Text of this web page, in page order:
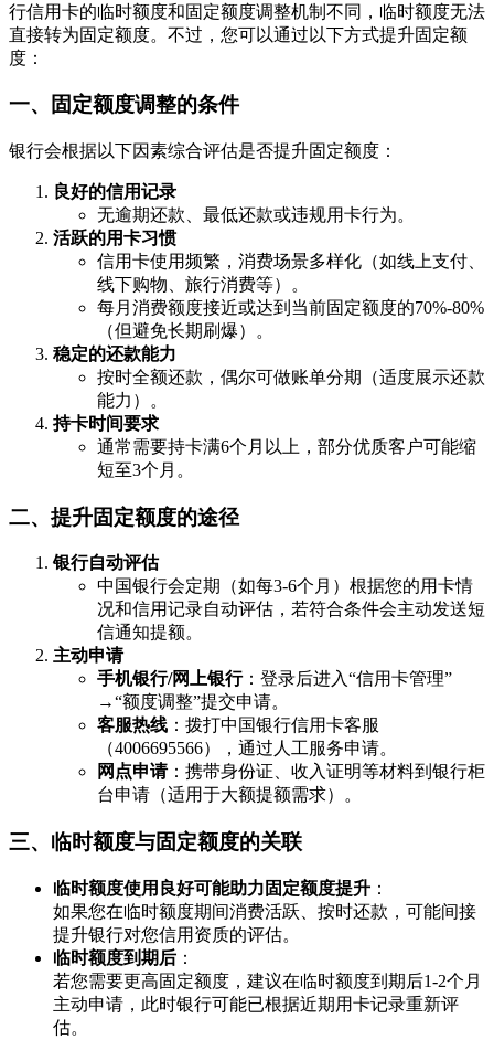
行信用卡的临时额度和固定额度调整机制不同，临时额度无法
直接转为固定额度。不过，您可以通过以下方式提升固定额
度：
一、固定额度调整的条件
银行会根据以下因素综合评估是否提升固定额度：
良好的信用记录
无逾期还款、最低还款或违规用卡行为。
活跃的用卡习惯
信用卡使用频繁，消费场景多样化（如线上支付、
线下购物、旅行消费等）。
每月消费额度接近或达到当前固定额度的70%-80%
（但避免长期刷爆）。
稳定的还款能力
按时全额还款，偶尔可做账单分期（适度展示还款
能力）。
持卡时间要求
通常需要持卡满6个月以上，部分优质客户可能缩
短至3个月。
二、提升固定额度的途径
银行自动评估
中国银行会定期（如每3-6个月）根据您的用卡情
况和信用记录自动评估，若符合条件会主动发送短
信通知提额。
主动申请
手机银行/网上银行：登录后进入“信用卡管理”
→“额度调整”提交申请。
客服热线 ：拨打中国银行信用卡客服
（4006695566），通过人工服务申请。
网点申请：携带身份证、收入证明等材料到银行柜
台申请（适用于大额提额需求）。
三、临时额度与固定额度的关联
临时额度使用良好可能助力固定额度提升 ：
如果您在临时额度期间消费活跃、按时还款，可能间接
提升银行对您信用资质的评估。
临时额度到期后 ：
若您需要更高固定额度，建议在临时额度到期后1-2个月
主动申请，此时银行可能已根据近期用卡记录重新评
估。